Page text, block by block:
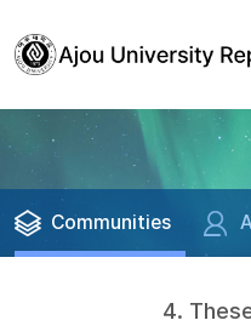
Communities
4.